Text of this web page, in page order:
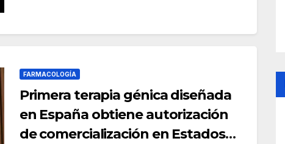
FARMACOLOGÍA
Primera terapia génica diseñada
en España obtiene autorización
de comercialización en Estados